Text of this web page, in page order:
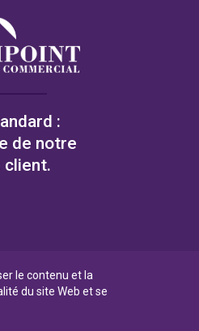
:
de notre
client.
le contenu et la
du site Web et se